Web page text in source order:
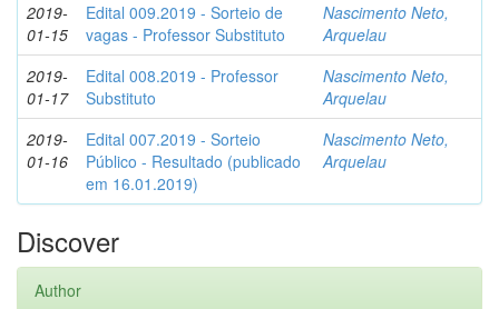
2019-
01-15
Edital 009.2019 - Sorteio de
vagas - Professor Substituto
Nascimento Neto,
Arquelau
2019-
01-17
Edital 008.2019 - Professor
Substituto
Nascimento Neto,
Arquelau
2019-
01-16
Edital 007.2019 - Sorteio
Público - Resultado (publicado
em 16.01.2019)
Nascimento Neto,
Arquelau
Discover
Author